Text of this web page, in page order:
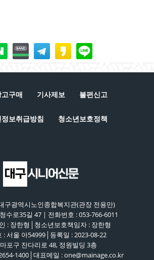
고구매 기사제보 불편신고
보취급방침 청소년보호정책
구광역시노인종합복지관(관장 전용만)
수로35길 47 | 전화번호 : 053-766-6011
: 장한형│청소년보호책임자 : 장한형
: 서울 아54999│등록일 : 2023-08-22
포구 잔다리로 48, 정원빌딩 3층
1400│대표메일 : one@mainage.co.kr